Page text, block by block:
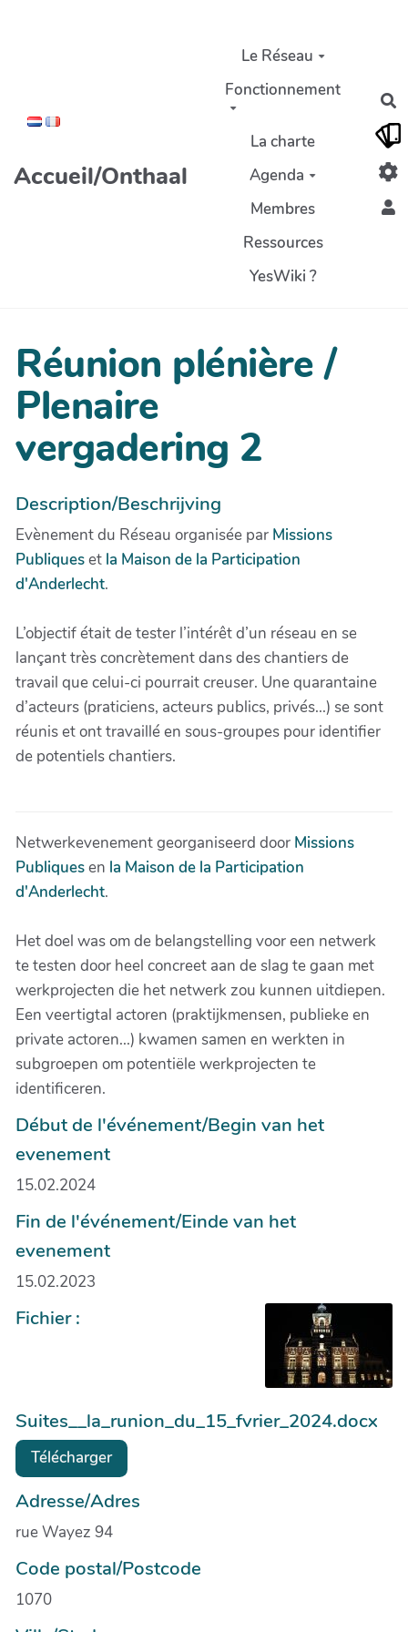
Accueil/Onthaal
Le Réseau
Fonctionnement
La charte
Agenda
Membres
Ressources
YesWiki ?
Réunion plénière /
Plenaire
vergadering 2
Description/Beschrijving
Evènement du Réseau organisée par Missions
Publiqueset la Maison de la Participation
d'Anderlecht.
L’objectif était de tester l’intérêt d’un réseau en se
lançant très concrètement dans des chantiers de
travail que celui-ci pourrait creuser. Une quarantaine
d’acteurs (praticiens, acteurs publics, privés...) se sont
réunis et ont travaillé en sous-groupes pour identifier
de potentiels chantiers.
Netwerkevenement georganiseerd door Missions
Publiquesen la Maison de la Participation
d'Anderlecht.
Het doel was om de belangstelling voor een netwerk
te testen door heel concreet aan de slag te gaan met
werkprojecten die het netwerk zou kunnen uitdiepen.
Een veertigtal actoren (praktijkmensen, publieke en
private actoren...) kwamen samen en werkten in
subgroepen om potentiële werkprojecten te
identificeren.
Début de l'événement/Begin van het
evenement
15.02.2024
Fin de l'événement/Einde van het
evenement
15.02.2023
Fichier :
Suites__la_runion_du_15_fvrier_2024.docx
Télécharger
Adresse/Adres
rue Wayez 94
Code postal/Postcode
1070